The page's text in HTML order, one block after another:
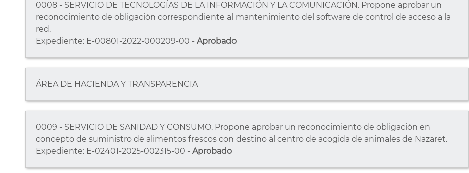
0008 - SERVICIO DE TECNOLOGÍAS DE LA INFORMACIÓN Y LA COMUNICACIÓN. Propone aprobar un
reconocimiento de obligación correspondiente al mantenimiento del software de control de acceso a la
red.
Expediente: E-00801-2022-000209-00 - Aprobado
ÁREA DE HACIENDA Y TRANSPARENCIA
0009 - SERVICIO DE SANIDAD Y CONSUMO. Propone aprobar un reconocimiento de obligación en
concepto de suministro de alimentos frescos con destino al centro de acogida de animales de Nazaret.
Expediente: E-02401-2025-002315-00 - Aprobado